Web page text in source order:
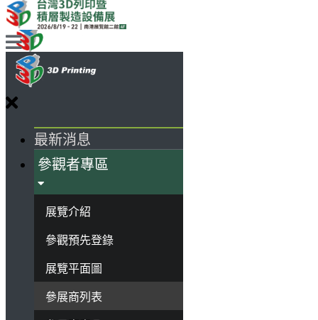
最新消息
參觀者專區
展覽介紹
參觀預先登錄
展覽平面圖
參展商列表